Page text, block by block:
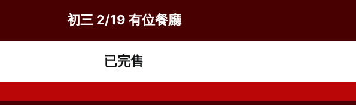
初三 2/19 有位餐廳
已完售
登出